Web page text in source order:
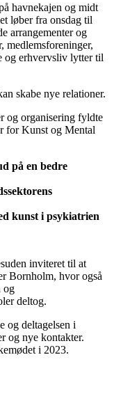
havnekajen og midt
løber fra onsdag til
arrangementer og
medlemsforeninger,
og erhvervsliv lytter til
skabe nye relationer.
og organisering fyldte
for Kunst og Mental
på en bedre
kunst i psykiatrien
inviteret til at
Bornholm, hvor også
og
deltog.
og deltagelsen i
og nye kontakter.
i 2023.